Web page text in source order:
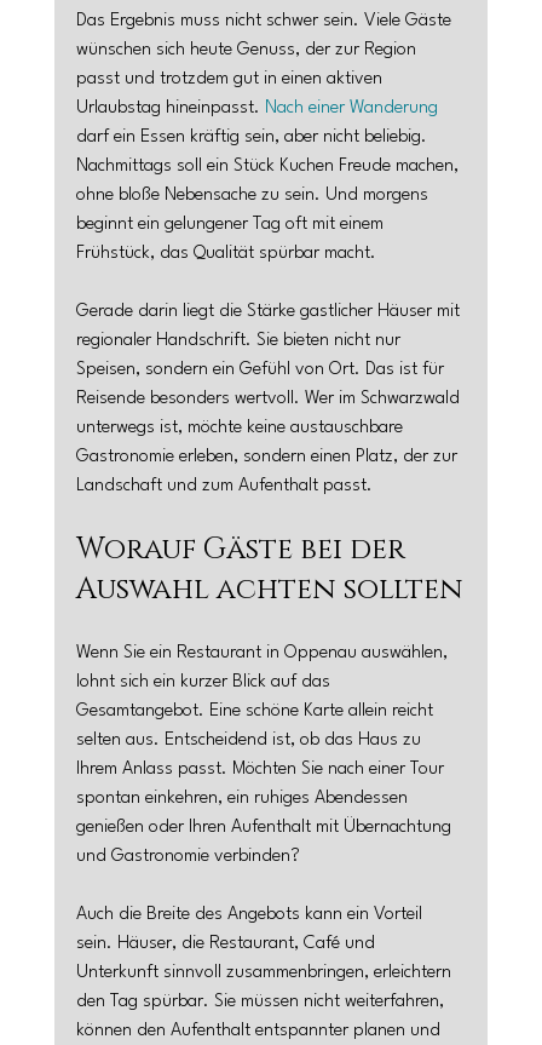
Das Ergebnis muss nicht schwer sein. Viele Gäste
wünschen sich heute Genuss, der zur Region
passt und trotzdem gut in einen aktiven
Urlaubstag hineinpasst. Nach einer Wanderung
darf ein Essen kräftig sein, aber nicht beliebig.
Nachmittags soll ein Stück Kuchen Freude machen,
ohne bloße Nebensache zu sein. Und morgens
beginnt ein gelungener Tag oft mit einem
Frühstück, das Qualität spürbar macht.
Gerade darin liegt die Stärke gastlicher Häuser mit
regionaler Handschrift. Sie bieten nicht nur
Speisen, sondern ein Gefühl von Ort. Das ist für
Reisende besonders wertvoll. Wer im Schwarzwald
unterwegs ist, möchte keine austauschbare
Gastronomie erleben, sondern einen Platz, der zur
Landschaft und zum Aufenthalt passt.
Worauf Gäste bei der
Auswahl achten sollten
Wenn Sie ein Restaurant in Oppenau auswählen,
lohnt sich ein kurzer Blick auf das
Gesamtangebot. Eine schöne Karte allein reicht
selten aus. Entscheidend ist, ob das Haus zu
Ihrem Anlass passt. Möchten Sie nach einer Tour
spontan einkehren, ein ruhiges Abendessen
genießen oder Ihren Aufenthalt mit Übernachtung
und Gastronomie verbinden?
Auch die Breite des Angebots kann ein Vorteil
sein. Häuser, die Restaurant, Café und
Unterkunft sinnvoll zusammenbringen, erleichtern
den Tag spürbar. Sie müssen nicht weiterfahren,
können den Aufenthalt entspannter planen und